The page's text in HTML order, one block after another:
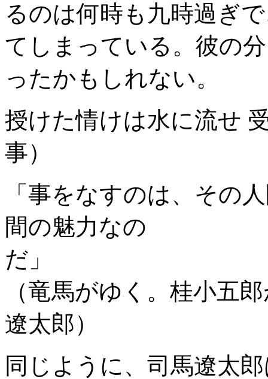
るのは何時も九時過ぎ
てしまっている。彼の
ったかもしれない。
授けた情けは水に流せ
事）
「事をなすのは、その
間の魅力なの
（竜馬がゆく。桂小五
遼太郎）
同じように、司馬遼太